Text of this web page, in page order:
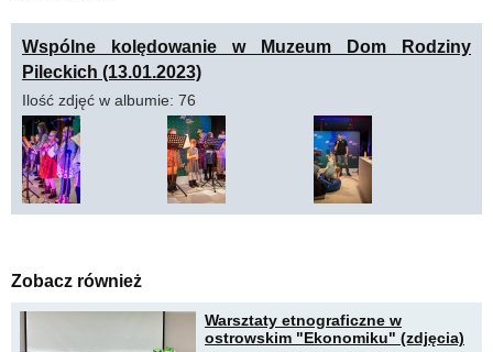
Wspólne kolędowanie w Muzeum Dom Rodziny
Pileckich (13.01.2023)
Ilość zdjęć w albumie: 76
Zobacz również
Warsztaty etnograficzne w
ostrowskim "Ekonomiku" (zdjęcia)